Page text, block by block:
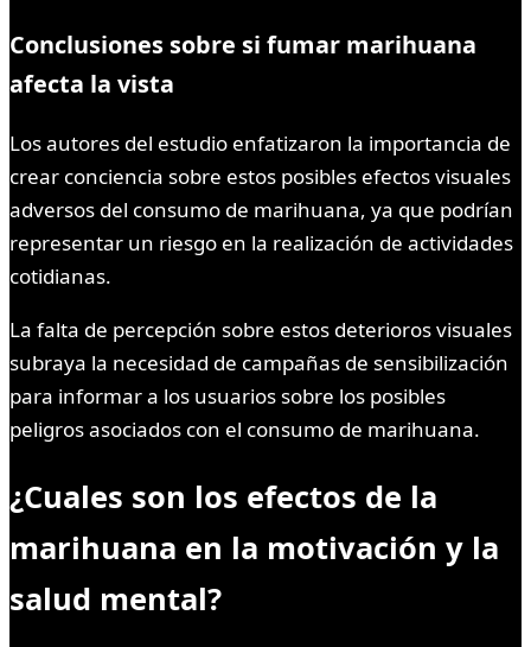
Conclusiones sobre si fumar marihuana
afecta la vista
Los autores del estudio enfatizaron la importancia de
crear conciencia sobre estos posibles efectos visuales
adversos del consumo de marihuana, ya que podrían
representar un riesgo en la realización de actividades
cotidianas.
La falta de percepción sobre estos deterioros visuales
subraya la necesidad de campañas de sensibilización
para informar a los usuarios sobre los posibles
peligros asociados con el consumo de marihuana.
¿Cuales son los efectos de la
marihuana en la motivación y la
salud mental?